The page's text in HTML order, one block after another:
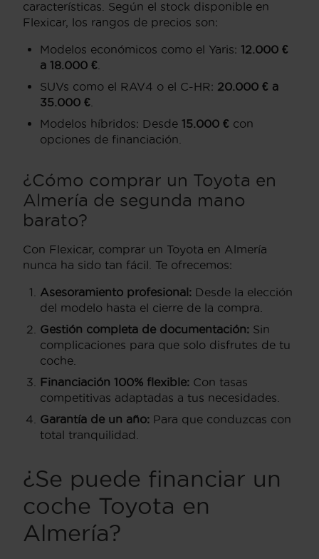
características. Según el stock disponible en
Flexicar, los rangos de precios son:
Modelos económicos como el Yaris: 12.000 €
a 18.000 €
SUVs como el RAV4 o el C-HR: 20.000 € a
35.000 €
Modelos híbridos: Desde 15.000 € con
opciones de financiación.
¿Cómo comprar un Toyota en
Almería de segunda mano
barato?
Con Flexicar, comprar un Toyota en Almería
nunca ha sido tan fácil. Te ofrecemos:
Asesoramiento profesional: Desde la elección
del modelo hasta el cierre de la compra.
Gestión completa de documentación: Sin
complicaciones para que solo disfrutes de tu
coche.
Financiación 100% flexible: Con tasas
competitivas adaptadas a tus necesidades.
Garantía de un año: Para que conduzcas con
total tranquilidad.
¿Se puede financiar un
coche Toyota en
Almería?